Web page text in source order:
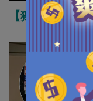
【獨家文章】